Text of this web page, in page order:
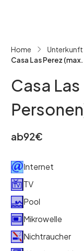
Home
Unterkunft
Casa Las Perez
Casa
ab92€
Internet
TV
Pool
Mikrowelle
Nichtraucher